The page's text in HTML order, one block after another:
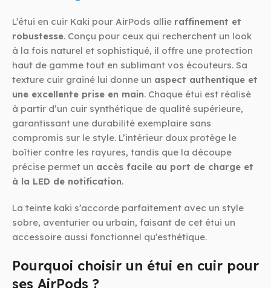
L’étui en cuir Kaki pour AirPods allie raffinement et
robustesse. Conçu pour ceux qui recherchent un look
à la fois naturel et sophistiqué, il offre une protection
haut de gamme tout en sublimant vos écouteurs. Sa
texture cuir grainé lui donne un aspect authentique et
une excellente prise en main. Chaque étui est réalisé
à partir d’un cuir synthétique de qualité supérieure,
garantissant une durabilité exemplaire sans
compromis sur le style. L’intérieur doux protège le
boîtier contre les rayures, tandis que la découpe
précise permet un accès facile au port de charge et
à la LED de notification.
La teinte kaki s’accorde parfaitement avec un style
sobre, aventurier ou urbain, faisant de cet étui un
accessoire aussi fonctionnel qu’esthétique.
Pourquoi choisir un étui en cuir pour
ses AirPods ?